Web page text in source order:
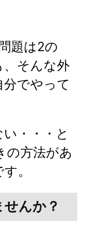
題は2の
、そんな外
でやって
・・・と
の方法があ
。
んか？